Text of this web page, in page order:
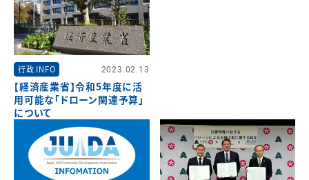
行政 INFO 2023.02.13
【経済産業省】令和5年度に活
用可能な「ドローン関連予算」
について